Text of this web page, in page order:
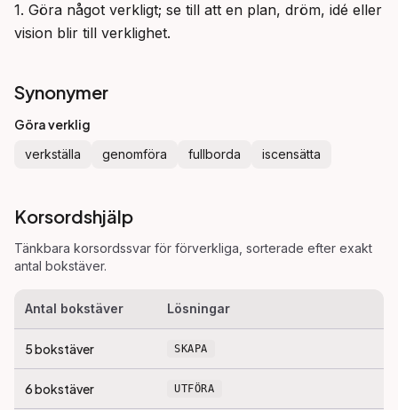
1. Göra något verkligt; se till att en plan, dröm, idé eller
vision blir till verklighet.
Synonymer
Göra verklig
verkställa genomföra fullborda iscensätta
Korsordshjälp
Tänkbara korsordssvar för förverkliga , sorterade efter exakt
antal bokstäver.
Antal bokstäver Lösningar
5bokstäver SKAPA
6bokstäver UTFÖRA